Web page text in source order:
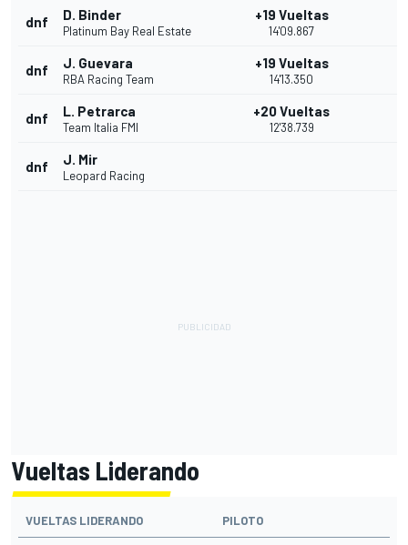
dnf D. Binder
Platinum Bay Real Estate
+19 Vueltas
14'09.867
dnf J. Guevara
RBA Racing Team
+19 Vueltas
14'13.350
dnf L. Petrarca
Team Italia FMI
+20 Vueltas
12'38.739
dnf J. Mir
Leopard Racing
Vueltas Liderando
VUELTAS LIDERANDO PILOTO